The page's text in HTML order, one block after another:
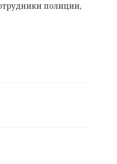
полиции,